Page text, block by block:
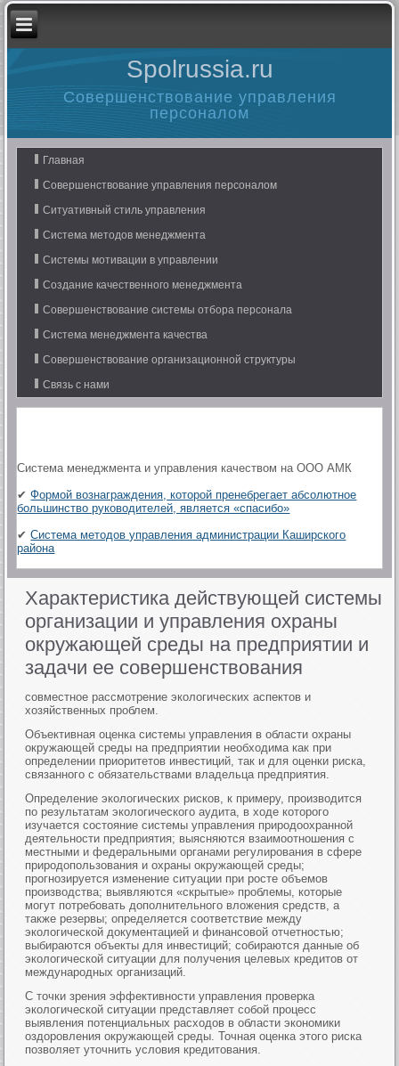
Spolrussia.ru
Совершенствование управления
персоналом
Главная
Совершенствование управления персоналом
Ситуативный стиль управления
Система методов менеджмента
Системы мотивации в управлении
Создание качественного менеджмента
Совершенствование системы отбора персонала
Система менеджмента качества
Совершенствование организационной структуры
Связь с нами
Система менеджмента и управления качеством на ООО АМК
✔Формой вознаграждения, которой пренебрегает абсолютное
большинство руководителей, является «спасибо»
✔Система методов управления администрации Каширского
района
Характеристика действующей системы
организации и управления охраны
окружающей среды на предприятии и
задачи ее совершенствования
совместное рассмотрение экологических аспектов и
хозяйственных проблем.
Объективная оценка системы управления в области охраны
окружающей среды на предприятии необходима как при
определении приоритетов инвестиций, так и для оценки риска,
связанного с обязательствами владельца предприятия.
Определение экологических рисков, к примеру, производится
по результатам экологического аудита, в ходе которого
изучается состояние системы управления природоохранной
деятельности предприятия; выясняются взаимоотношения с
местными и федеральными органами регулирования в сфере
природопользования и охраны окружающей среды;
прогнозируется изменение ситуации при росте объемов
производства; выявляются «скрытые» проблемы, которые
могут потребовать дополнительного вложения средств, а
также резервы; определяется соответствие между
экологической документацией и финансовой отчетностью;
выбираются объекты для инвестиций; собираются данные об
экологической ситуации для получения целевых кредитов от
международных организаций.
С точки зрения эффективности управления проверка
экологической ситуации представляет собой процесс
выявления потенциальных расходов в области экономики
оздоровления окружающей среды. Точная оценка этого риска
позволяет уточнить условия кредитования.